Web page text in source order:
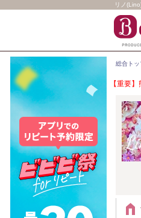
リノ
総合トッ
【重要